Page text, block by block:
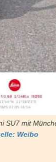
SU7 mit
Weibo